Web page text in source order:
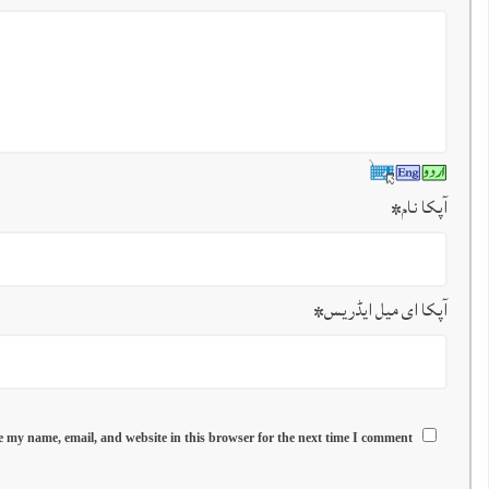
آپکا نام*
آپکا ای میل ایڈریس*
my name, email, and website in this browser for the next time I comment.